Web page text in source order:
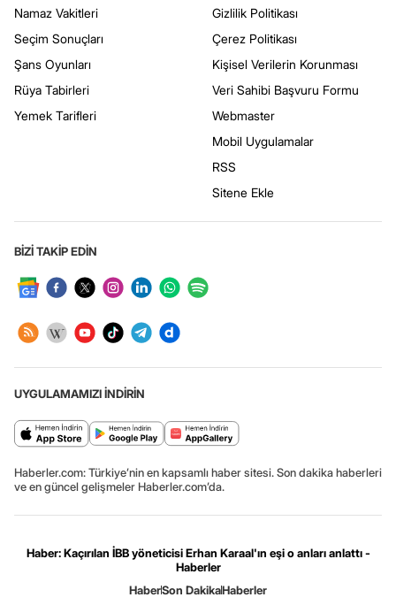
Namaz Vakitleri
Seçim Sonuçları
Şans Oyunları
Rüya Tabirleri
Yemek Tarifleri
Gizlilik Politikası
Çerez Politikası
Kişisel Verilerin Korunması
Veri Sahibi Başvuru Formu
Webmaster
Mobil Uygulamalar
RSS
Sitene Ekle
BİZİ TAKİP EDİN
UYGULAMAMIZI İNDİRİN
Haberler.com: Türkiye’nin en kapsamlı haber sitesi. Son dakika haberleri
ve en güncel gelişmeler Haberler.com’da.
Haber: Kaçırılan İBB yöneticisi Erhan Karaal'ın eşi o anları anlattı -
Haberler
HaberSon DakikaHaberler